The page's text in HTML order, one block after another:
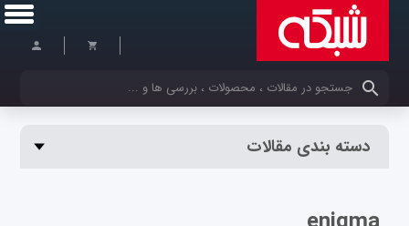
کلمات کلیدی خود را وارد کنید
دسته بندی مقالات